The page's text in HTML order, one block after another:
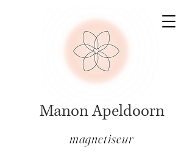
Manon Apeldoorn
magnetiseur